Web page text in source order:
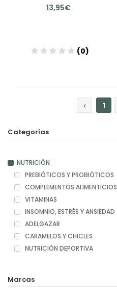
13,95€
(0)
1
Categorías
NUTRICIÓN
PREBIÓTICOS Y PROBIÓTICOS
COMPLEMENTOS ALIMENTICIOS
VITAMINAS
INSOMNIO, ESTRÉS Y ANSIEDAD
ADELGAZAR
CARAMELOS Y CHICLES
NUTRICIÓN DEPORTIVA
Marcas